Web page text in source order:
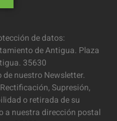
de datos:
de Antigua. Plaza
35630
nuestro Newsletter.
Supresión,
o retirada de su
a nuestra dirección postal